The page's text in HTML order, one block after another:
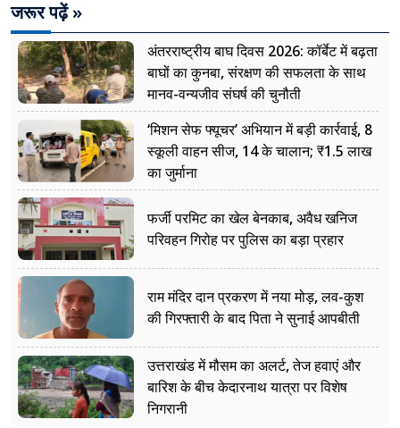
जरूर पढ़ें »
अंतरराष्ट्रीय बाघ दिवस 2026: कॉर्बेट में बढ़ता
बाघों का कुनबा, संरक्षण की सफलता के साथ
मानव-वन्यजीव संघर्ष की चुनौती
‘मिशन सेफ फ्यूचर’ अभियान में बड़ी कार्रवाई, 8
स्कूली वाहन सीज, 14 के चालान; ₹1.5 लाख
का जुर्माना
फर्जी परमिट का खेल बेनकाब, अवैध खनिज
परिवहन गिरोह पर पुलिस का बड़ा प्रहार
राम मंदिर दान प्रकरण में नया मोड़, लव-कुश
की गिरफ्तारी के बाद पिता ने सुनाई आपबीती
उत्तराखंड में मौसम का अलर्ट, तेज हवाएं और
बारिश के बीच केदारनाथ यात्रा पर विशेष
निगरानी